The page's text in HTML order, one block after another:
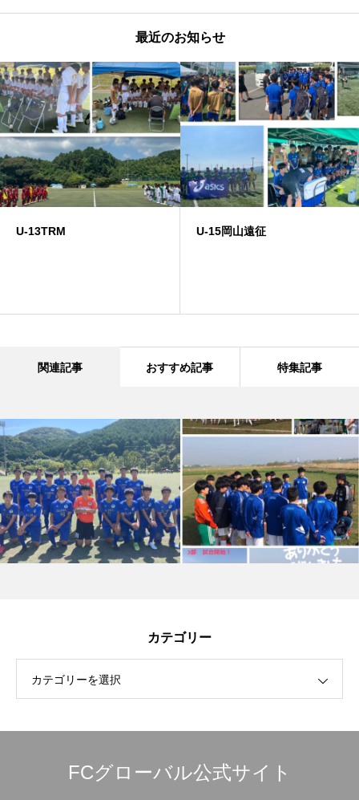
最近のお知らせ
U-13TRM U-15岡山遠征
関連記事 おすすめ記事 特集記事
カテゴリー
カテゴリーを選択
FCグローバル公式サイト